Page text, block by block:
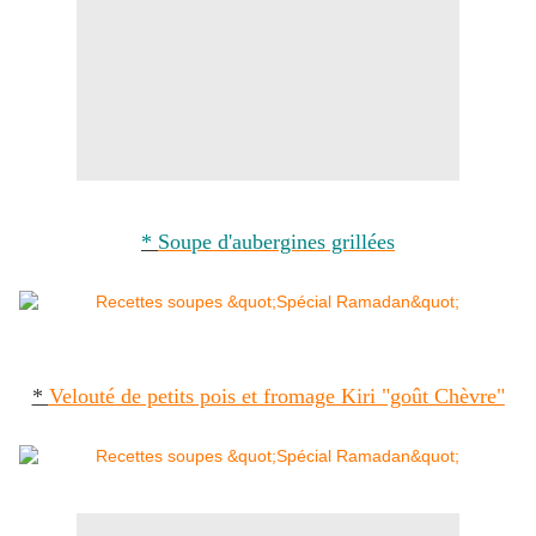
* Soupe d'aubergines grillées
* Velouté de petits pois et fromage Kiri "goût Chèvre"